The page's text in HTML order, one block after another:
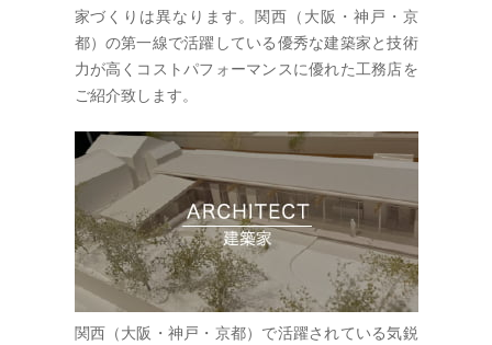
家づくりは異なります。関西（大阪・神戸・京
都）の第一線で活躍している優秀な建築家と技術
力が高くコストパフォーマンスに優れた工務店を
ご紹介致します。
関西（大阪・神戸・京都）で活躍されている気鋭